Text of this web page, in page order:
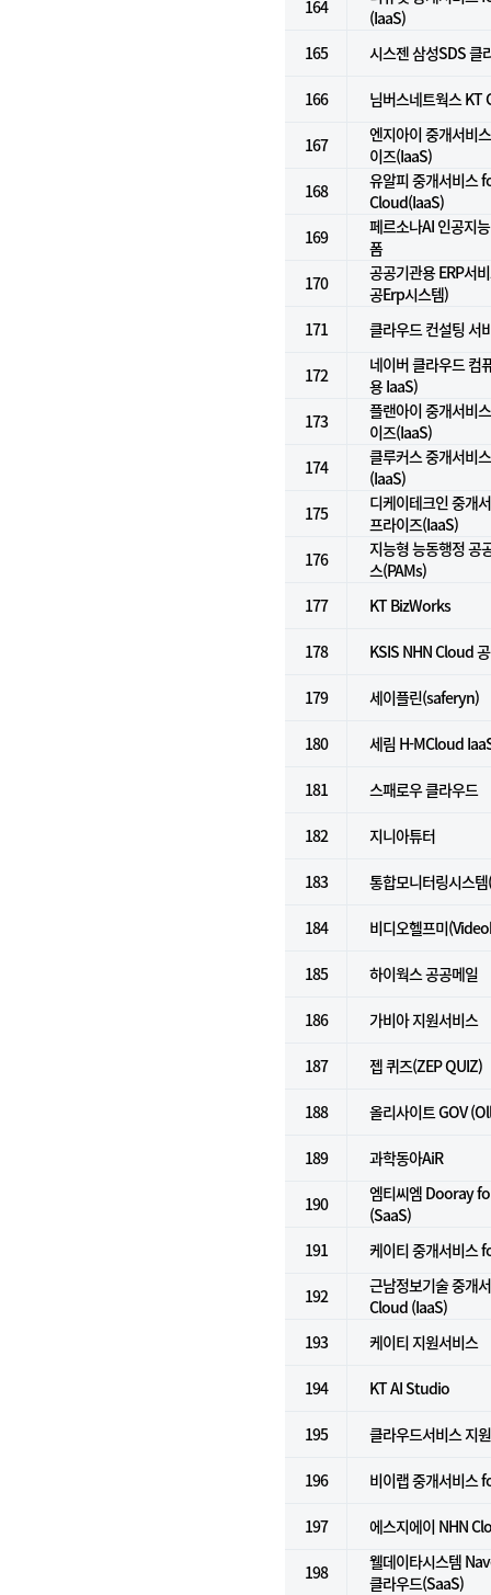
164
(IaaS)
165
시스젠 삼성SDS 클
166 님버스네트웍스 KT
167
엔지아이 중개서비
이즈(IaaS)
168
유알피 중개서비스
Cloud(IaaS)
169
페르소나AI 인공지
폼
170
공공기관용 ERP서
공Erp시스템)
171
클라우드 컨설팅 서
172
네이버 클라우드 컴
용 IaaS)
173
플랜아이 중개서비
이즈(IaaS)
174
클루커스 중개서비
(IaaS)
175
디케이테크인 중개
프라이즈(IaaS)
176
지능형 능동행정 공
스(PAMs)
177
KT BizWorks
178 KSIS NHN Cloud
179 세이플린(saferyn)
180 세림 H-MCloud
181 스패로우 클라우드
182 지니아튜터
183 통합모니터링시스
184 비디오헬프미
185 하이웍스 공공메일
186 가비아 지원서비스
187 젭 퀴즈(ZEP QUIZ)
188 올리사이트 GOV
189 과학동아AiR
190
엠티씨엠 Dooray
(SaaS)
191
케이티 중개서비스
192
근남정보기술 중개
Cloud (IaaS)
193
케이티 지원서비스
194 KT AI Studio
195 클라우드서비스 지
196 비이랩 중개서비스
197 에스지에이 NHN
198
웰데이타시스템
클라우드(SaaS)